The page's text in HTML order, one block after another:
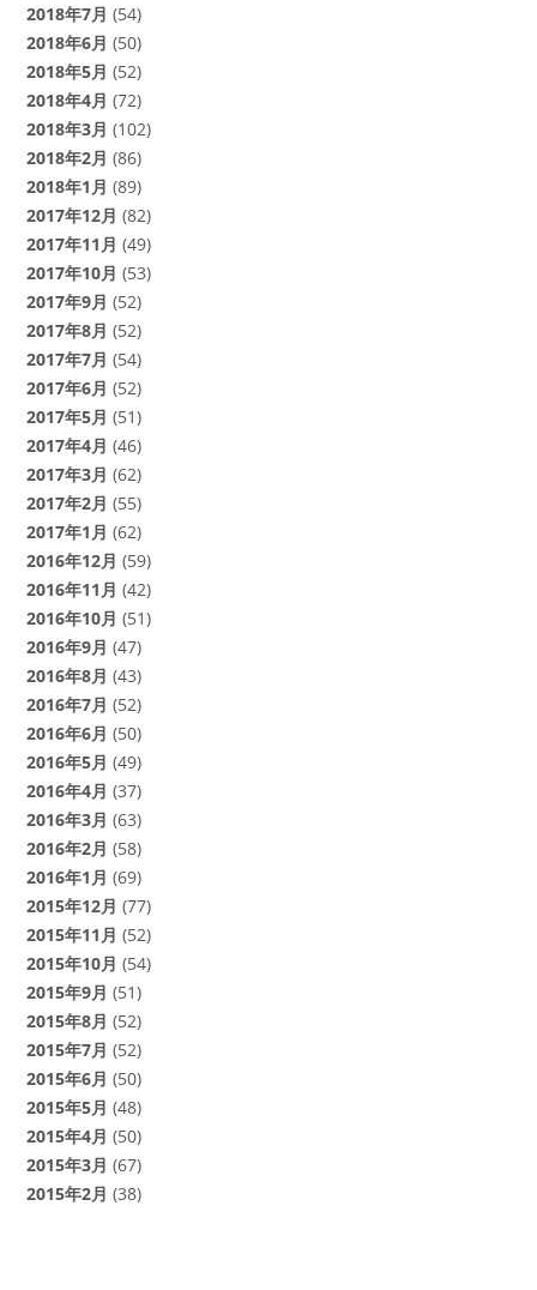
2018年7月 (54)
2018年6月 (50)
2018年5月 (52)
2018年4月 (72)
2018年3月 (102)
2018年2月 (86)
2018年1月 (89)
2017年12月 (82)
2017年11月 (49)
2017年10月 (53)
2017年9月 (52)
2017年8月 (52)
2017年7月 (54)
2017年6月 (52)
2017年5月 (51)
2017年4月 (46)
2017年3月 (62)
2017年2月 (55)
2017年1月 (62)
2016年12月 (59)
2016年11月 (42)
2016年10月 (51)
2016年9月 (47)
2016年8月 (43)
2016年7月 (52)
2016年6月 (50)
2016年5月 (49)
2016年4月 (37)
2016年3月 (63)
2016年2月 (58)
2016年1月 (69)
2015年12月 (77)
2015年11月 (52)
2015年10月 (54)
2015年9月 (51)
2015年8月 (52)
2015年7月 (52)
2015年6月 (50)
2015年5月 (48)
2015年4月 (50)
2015年3月 (67)
2015年2月 (38)